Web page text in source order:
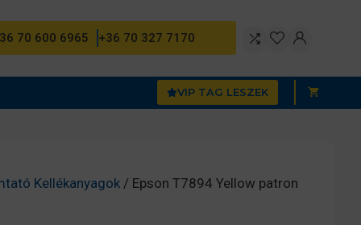
70 600 6965 +36 70 327 7170
VIP TAG LESZEK
Kellékanyagok / Epson T7894 Yellow patron